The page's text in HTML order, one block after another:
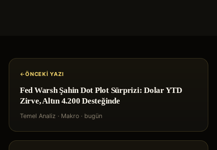
ÖNCEKI YAZI
Fed Warsh Şahin Dot Plot Sürprizi: Dolar YTD
Zirve, Altın 4.200 Desteğinde
Temel Analiz · Makro · bugün